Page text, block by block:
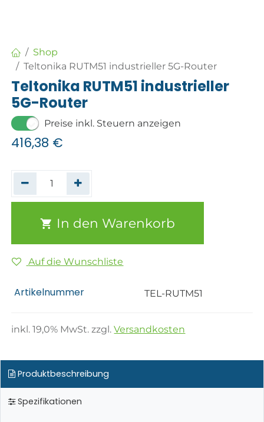
Shop
Teltonika RUTM51 industrieller 5G-Router
Teltonika RUTM51 industrieller
5G-Router
Preise inkl. Steuern anzeigen
416,38 €
In den Warenkorb
Auf die Wunschliste
Artikelnummer TEL-RUTM51
inkl.19,0% MwSt. zzgl.Versandkosten
Produktbeschreibung
Spezifikationen